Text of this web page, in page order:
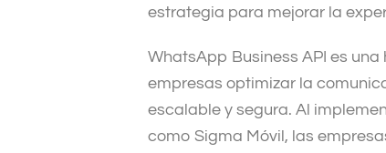
estrategia para mejorar la
WhatsApp Business API es
empresas optimizar la
escalable y segura. Al
como Sigma Móvil, las